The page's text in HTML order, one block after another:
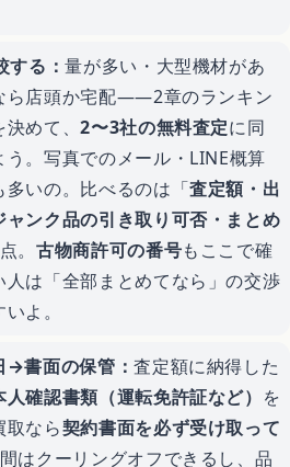
する：量が多い・大型機材があ
ら店頭か宅配——2章のランキン
決めて、2〜3社の無料査定に同
う。写真でのメール・LINE概算
いの。比べるのは「査定額・出
ンク品の引き取り可否・まとめ
。古物商許可の番号もここで確
は「全部まとめてなら」の交渉
よ。
→書面の保管：査定額に納得した
人確認書類（運転免許証など） を
取なら契約書面を必ず受け取って
クーリングオフできるし、品